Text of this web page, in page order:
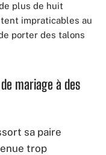
plus de huit
impraticables au
porter des talons
mariage à des
sa paire
trop